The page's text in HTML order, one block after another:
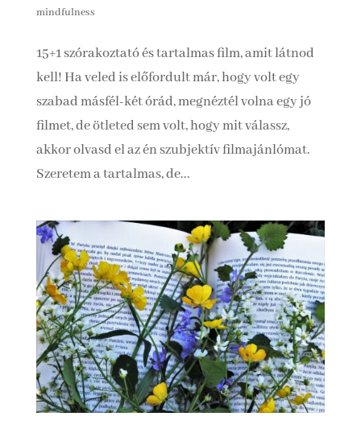
mindfulness
15+1 szórakoztató és tartalmas film, amit látnod
kell! Ha veled is előfordult már, hogy volt egy
szabad másfél-két órád, megnéztél volna egy jó
filmet, de ötleted sem volt, hogy mit válassz,
akkor olvasd el az én szubjektív filmajánlómat.
Szeretem a tartalmas, de...